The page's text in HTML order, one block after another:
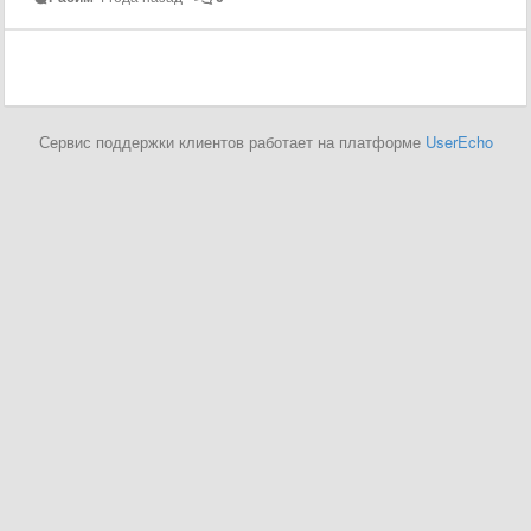
Сервис поддержки клиентов работает на платформе UserEcho